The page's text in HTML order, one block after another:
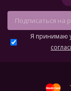
Я принимаю